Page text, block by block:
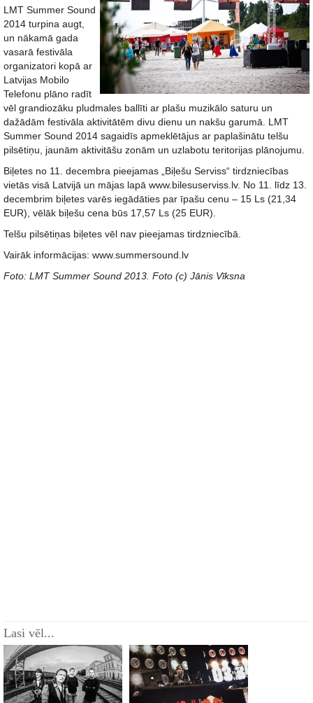
LMT Summer Sound
2014 turpina augt,
un nākamā gada
vasarā festivāla
organizatori kopā ar
Latvijas Mobilo
Telefonu plāno radīt
vēl grandiozāku pludmales ballīti ar plašu muzikālo saturu un
dažādām festivāla aktivitātēm divu dienu un nakšu garumā. LMT
Summer Sound 2014 sagaidīs apmeklētājus ar paplašinātu telšu
pilsētiņu, jaunām aktivitāšu zonām un uzlabotu teritorijas plānojumu.
Biļetes no 11. decembra pieejamas „Biļešu Serviss“ tirdzniecības
vietās visā Latvijā un mājas lapā www.bilesuserviss.lv. No 11. līdz 13.
decembrim biļetes varēs iegādāties par īpašu cenu – 15 Ls (21,34
EUR), vēlāk biļešu cena būs 17,57 Ls (25 EUR).
Telšu pilsētiņas biļetes vēl nav pieejamas tirdzniecībā.
Vairāk informācijas: www.summersound.lv
Foto: LMT Summer Sound 2013. Foto (c) Jānis Vīksna
Lasi vēl...